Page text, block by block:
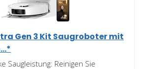
Gen 3 Kit Saugroboter mit
Saugleistung: Reinigen Sie